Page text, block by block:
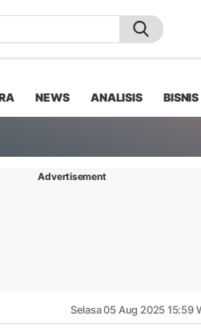
NEWS ANALISIS
Advertisement
Selasa 05 Aug 2025 15:59